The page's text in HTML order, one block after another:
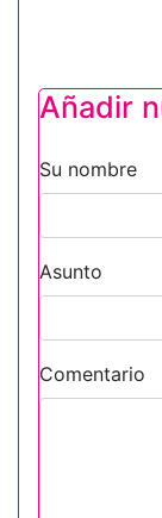
Añadir
Su nombre
Asunto
Comentario